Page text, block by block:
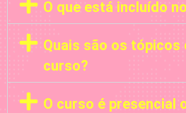
O que está incluído
Quais são os tópicos
curso?
O curso é presencial